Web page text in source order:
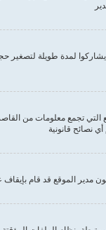
لمدة طويلة لتصغير
الموقع قد قام بإيقاف